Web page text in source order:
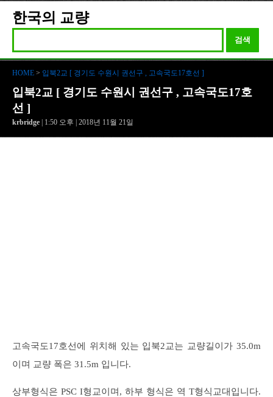
한국의 교량
검색
HOME > 입북2교 [ 경기도 수원시 권선구 , 고속국도17호선 ]
입북2교 [ 경기도 수원시 권선구 , 고속국도17호
선 ]
krbridge | 1:50 오후 | 2018년 11월 21일
고속국도17호선에 위치해 있는 입북2교는 교량길이가 35.0m
이며 교량 폭은 31.5m 입니다.
상부형식은 PSC I형교이며, 하부 형식은 역 T형식교대입니다.